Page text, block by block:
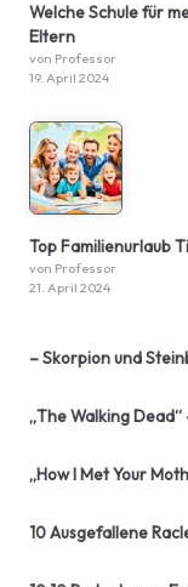
Welche Schule für
Eltern
von Professor
19. April 2024
Top Familienurlaub
von Professor
21. April 2024
– Skorpion und
„The Walking
„How I Met Your
10 Ausgefallene